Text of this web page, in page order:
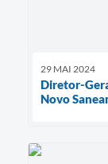
29 MAI 2024
Diretor-
Novo